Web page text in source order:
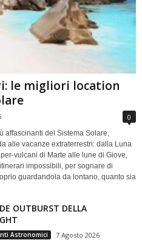
le migliori location
0
affascinanti del Sistema Solare,
alle vacanze extraterrestri: dalla Luna
vulcani di Marte alle lune di Giove,
impossibili, per sognare di
guardandola da lontano, quanto sia
OUTBURST DELLA
Astronomici 7 Agosto 2026